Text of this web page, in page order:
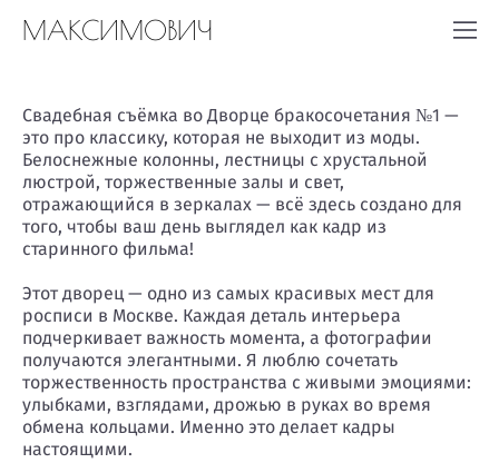
МАКСИМОВИЧ
Свадебная съёмка во Дворце бракосочетания №1 —
это про классику, которая не выходит из моды.
Белоснежные колонны, лестницы с хрустальной
люстрой, торжественные залы и свет,
отражающийся в зеркалах — всё здесь создано для
того, чтобы ваш день выглядел как кадр из
старинного фильма!
Этот дворец — одно из самых красивых мест для
росписи в Москве. Каждая деталь интерьера
подчеркивает важность момента, а фотографии
получаются элегантными. Я люблю сочетать
торжественность пространства с живыми эмоциями:
улыбками, взглядами, дрожью в руках во время
обмена кольцами. Именно это делает кадры
настоящими.